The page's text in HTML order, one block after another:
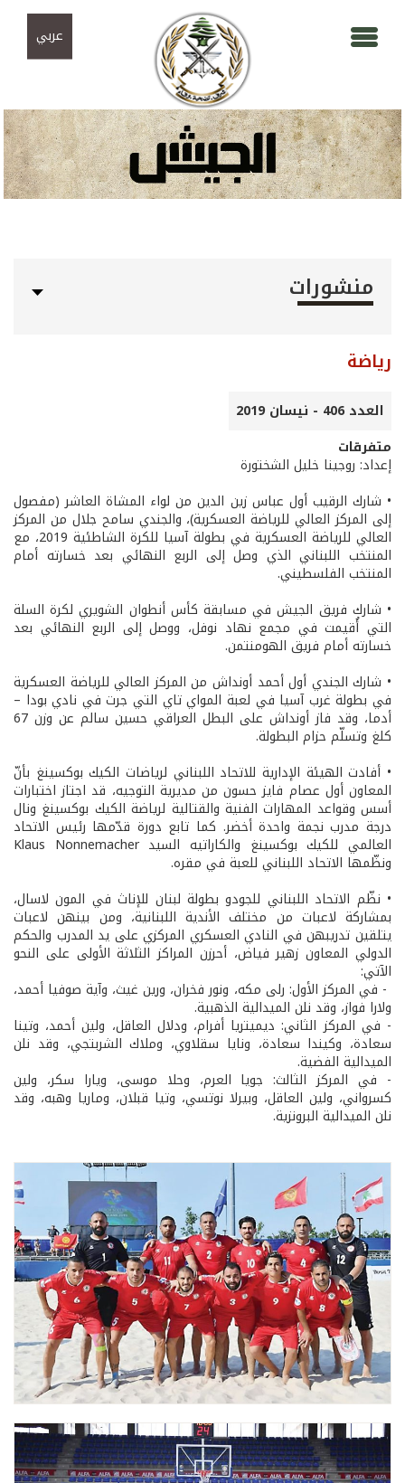
عربي
منشورات
رياضة
العدد 406 - نيسان 2019
متفرقات
إعداد: روجينا خليل الشختورة
• شارك الرقيب أول عباس زين الدين من لواء المشاة العاشر (مفصول
إلى المركز العالي للرياضة العسكرية)، والجندي سامح جلال من المركز
العالي للرياضة العسكرية في بطولة آسيا للكرة الشاطئية 2019، مع
المنتخب اللبناني الذي وصل إلى الربع النهائي بعد خسارته أمام
المنتخب الفلسطيني.
• شارك فريق الجيش في مسابقة كأس أنطوان الشويري لكرة السلة
التي أُقيمت في مجمع نهاد نوفل، ووصل إلى الربع النهائي بعد
خسارته أمام فريق الهومنتمن.
• شارك الجندي أول أحمد أونداش من المركز العالي للرياضة العسكرية
في بطولة غرب آسيا في لعبة المواي تاي التي جرت في نادي بودا –
أدما، وقد فاز أونداش على البطل العراقي حسين سالم عن وزن 67
كلغ وتسلّم حزام البطولة.
• أفادت الهيئة الإدارية للاتحاد اللبناني لرياضات الكيك بوكسينغ بأنّ
المعاون أول عصام فايز حسون من مديرية التوجيه، قد اجتاز اختبارات
أسس وقواعد المهارات الفنية والقتالية لرياضة الكيك بوكسينغ ونال
درجة مدرب نجمة واحدة أخضر. كما تابع دورة قدّمها رئيس الاتحاد
العالمي للكيك بوكسينغ والكاراتيه السيد Klaus Nonnemacher
ونظّمها الاتحاد اللبناني للعبة في مقره.
• نظّم الاتحاد اللبناني للجودو بطولة لبنان للإناث في المون لاسال،
بمشاركة لاعبات من مختلف الأندية اللبنانية، ومن بينهن لاعبات
يتلقين تدريبهن في النادي العسكري المركزي على يد المدرب والحكم
الدولي المعاون زهير فياض، أحرزن المراكز الثلاثة الأولى على النحو
الآتي:
- في المركز الأول: رلى مكه، ونور فخران، ورين غيث، وآية صوفيا أحمد،
ولارا فواز، وقد نلن الميدالية الذهبية.
- في المركز الثاني: ديميتريا أفرام، ودلال العاقل، ولين أحمد، وتينا
سعادة، وكيندا سعادة، ونايا سقلاوي، وملاك الشربتجي، وقد نلن
الميدالية الفضية.
- في المركز الثالث: جويا العرم، وحلا موسى، ويارا سكر، ولين
كسرواني، ولين العاقل، وبيرلا نوتسي، وتيا قبلان، وماريا وهبه، وقد
نلن الميدالية البرونزية.